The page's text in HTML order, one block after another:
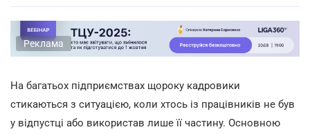
Реклама
На багатьох підприємствах щороку кадровики
стикаються з ситуацією, коли хтось із працівників не був
у відпустці або використав лише її частину. Основною